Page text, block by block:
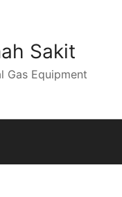
Sakit
Gas Equipment